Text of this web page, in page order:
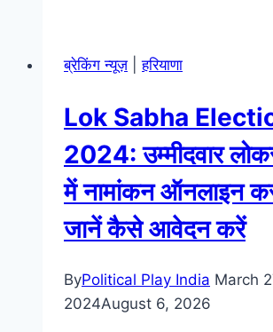
ब्रेकिंग न्यूज़|हरियाणा
Lok Sabha
2024: उम्मीदवार
में नामांकन ऑनलाइन
जानें कैसे आवेदन करें
ByPolitical Play India March
2024August 6, 2026